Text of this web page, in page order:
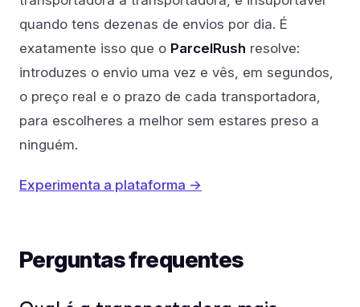
quando tens dezenas de envios por dia. É
exatamente isso que o ParcelRush resolve:
introduzes o envio uma vez e vês, em segundos,
o preço real e o prazo de cada transportadora,
para escolheres a melhor sem estares preso a
ninguém.
Experimenta a plataforma →
Perguntas frequentes